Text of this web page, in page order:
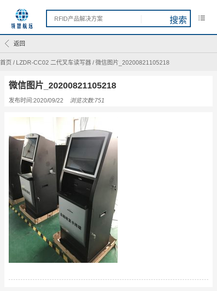
首页 / LZDR-CC02 二代叉车读写器 /微信图片_20200821105218
返回
微信图片_20200821105218
发布时间:2020/09/22 浏览次数:751